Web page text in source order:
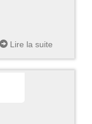
Lire la suite